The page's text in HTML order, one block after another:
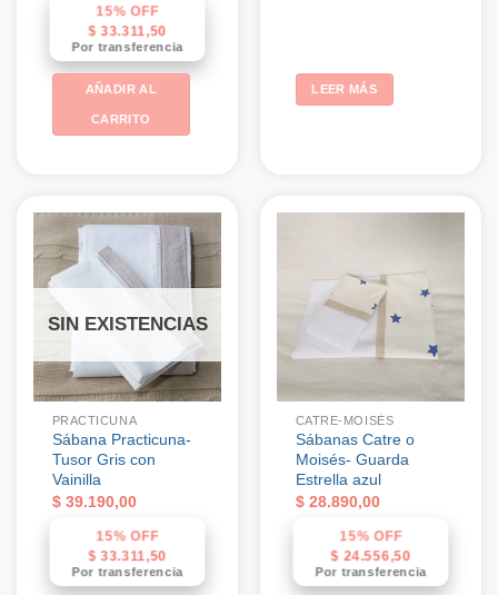
15% OFF
$ 33.311,50
Por transferencia
AÑADIR AL
CARRITO
LEER MÁS
SIN EXISTENCIAS
PRACTICUNA
Sábana Practicuna-
Tusor Gris con
Vainilla
$39.190,00
15% OFF
$ 33.311,50
Por transferencia
CATRE-MOISÉS
Sábanas Catre o
Moisés- Guarda
Estrella azul
$28.890,00
15% OFF
$ 24.556,50
Por transferencia